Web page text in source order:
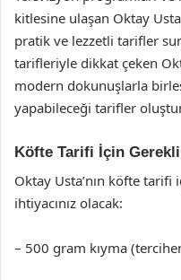
kitlesine ulaşan Oktay
pratik ve lezzetli tarifler
tarifleriyle dikkat çeken
modern dokunuşlarla
yapabileceği tarifler
Köfte Tarifi İçin
Oktay Usta’nın köfte tarifi
ihtiyacınız olacak:
– 500 gram kıyma